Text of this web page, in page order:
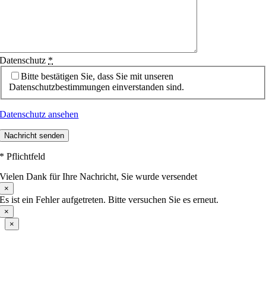
Datenschutz *
Bitte bestätigen Sie, dass Sie mit unseren
Datenschutzbestimmungen einverstanden sind.
Datenschutz ansehen
Nachricht senden
* Pflichtfeld
Vielen Dank für Ihre Nachricht, Sie wurde versendet
×
Es ist ein Fehler aufgetreten. Bitte versuchen Sie es erneut.
×
×